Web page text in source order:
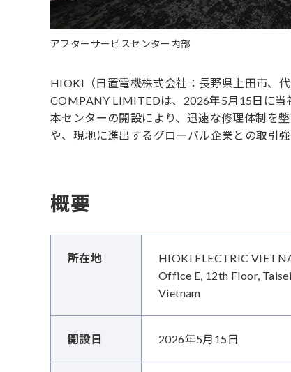
アフターサービスセンター内部
HIOKI（日置電機株式会社：長野県上田市、
COMPANY LIMITEDは、2026年5月15日に当
本センターの開設により、迅速な修理体制を
や、現地に進出するグローバル企業との取引強
概要
所在地
HIOKI ELECTRIC
Office E, 12th Floor,
Vietnam
開設日 2026年5月15日